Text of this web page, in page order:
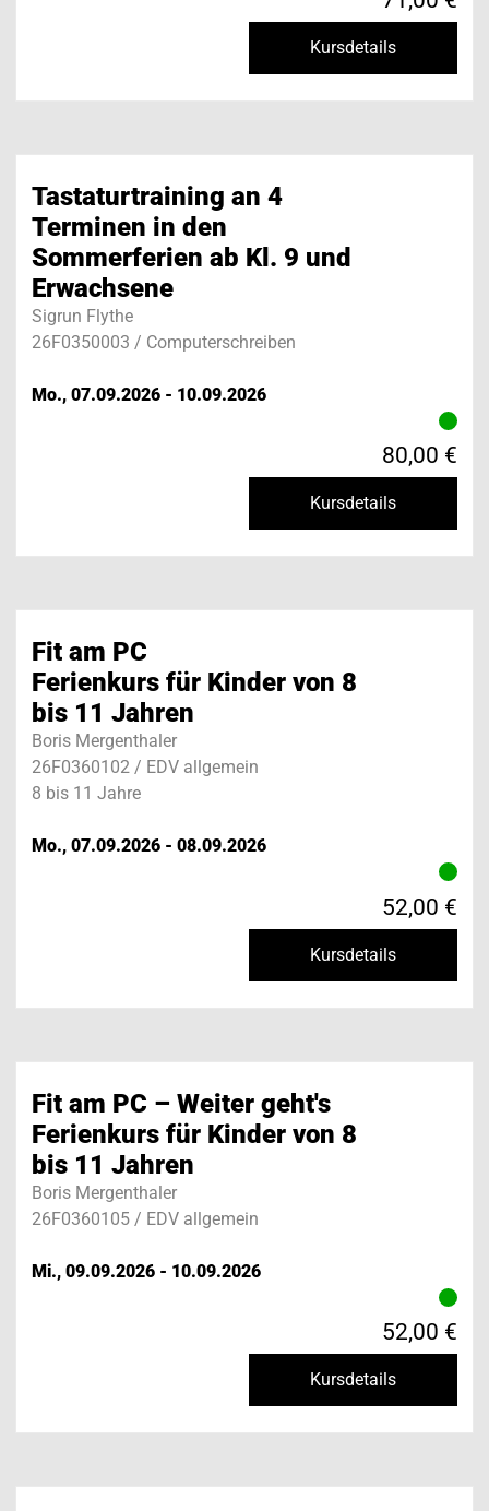
Kursdetails
Tastaturtraining an 4
Terminen in den
Sommerferien ab Kl. 9 und
Erwachsene
Sigrun Flythe
26F0350003 / Computerschreiben
Mo., 07.09.2026 - 10.09.2026
80,00 €
Kursdetails
Fit am PC
Ferienkurs für Kinder von 8
bis 11 Jahren
Boris Mergenthaler
26F0360102 / EDV allgemein
8 bis 11 Jahre
Mo., 07.09.2026 - 08.09.2026
52,00 €
Kursdetails
Fit am PC – Weiter geht's
Ferienkurs für Kinder von 8
bis 11 Jahren
Boris Mergenthaler
26F0360105 / EDV allgemein
Mi., 09.09.2026 - 10.09.2026
52,00 €
Kursdetails